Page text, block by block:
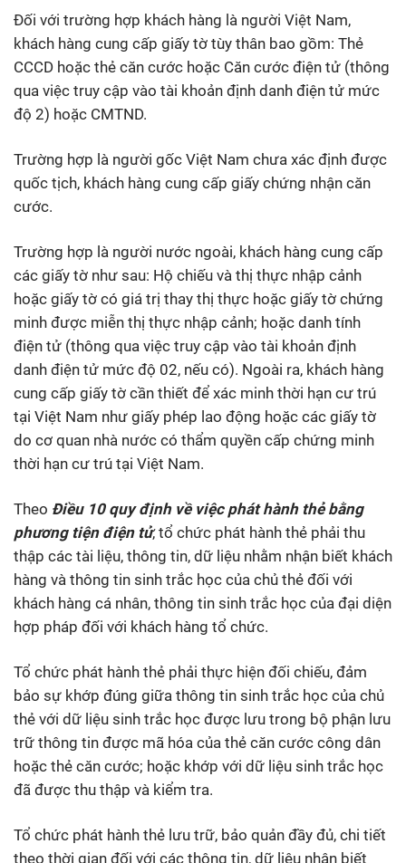
Đối với trường hợp khách hàng là người Việt Nam,
khách hàng cung cấp giấy tờ tùy thân bao gồm: Thẻ
CCCD hoặc thẻ căn cước hoặc Căn cước điện tử (thông
qua việc truy cập vào tài khoản định danh điện tử mức
độ 2) hoặc CMTND.
Trường hợp là người gốc Việt Nam chưa xác định được
quốc tịch, khách hàng cung cấp giấy chứng nhận căn
cước.
Trường hợp là người nước ngoài, khách hàng cung cấp
các giấy tờ như sau: Hộ chiếu và thị thực nhập cảnh
hoặc giấy tờ có giá trị thay thị thực hoặc giấy tờ chứng
minh được miễn thị thực nhập cảnh; hoặc danh tính
điện tử (thông qua việc truy cập vào tài khoản định
danh điện tử mức độ 02, nếu có). Ngoài ra, khách hàng
cung cấp giấy tờ cần thiết để xác minh thời hạn cư trú
tại Việt Nam như giấy phép lao động hoặc các giấy tờ
do cơ quan nhà nước có thẩm quyền cấp chứng minh
thời hạn cư trú tại Việt Nam.
Theo Điều 10 quy định về việc phát hành thẻ bằng
phương tiện điện tử, tổ chức phát hành thẻ phải thu
thập các tài liệu, thông tin, dữ liệu nhằm nhận biết khách
hàng và thông tin sinh trắc học của chủ thẻ đối với
khách hàng cá nhân, thông tin sinh trắc học của đại diện
hợp pháp đối với khách hàng tổ chức.
Tổ chức phát hành thẻ phải thực hiện đối chiếu, đảm
bảo sự khớp đúng giữa thông tin sinh trắc học của chủ
thẻ với dữ liệu sinh trắc học được lưu trong bộ phận lưu
trữ thông tin được mã hóa của thẻ căn cước công dân
hoặc thẻ căn cước; hoặc khớp với dữ liệu sinh trắc học
đã được thu thập và kiểm tra.
Tổ chức phát hành thẻ lưu trữ, bảo quản đầy đủ, chi tiết
theo thời gian đối với các thông tin, dữ liệu nhận biết